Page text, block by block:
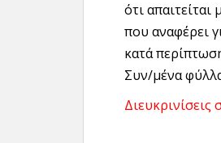
ότι
που αναφέρει
κατά
Συν/μένα
Διευκρινίσεις